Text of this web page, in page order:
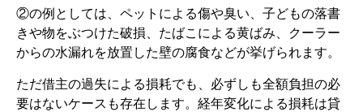
②の例としては、ペットによる傷や臭い、子どもの落書
きや物をぶつけた破損、たばこによる黄ばみ、クーラー
からの水漏れを放置した壁の腐食などが挙げられます。
ただ借主の過失による損耗でも、必ずしも全額負担の必
要はないケースも存在します。経年変化による損耗は貸